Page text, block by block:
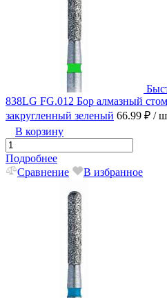
838LG FG.012 Бор алмазный
закругленный зеленый 66.99 ₽ /
В корзину
Подробнее
Сравнение
В избранное